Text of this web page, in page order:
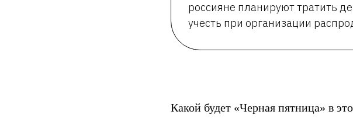
россияне планируют тратить
учесть при организации
Какой будет «Черная пятница» в